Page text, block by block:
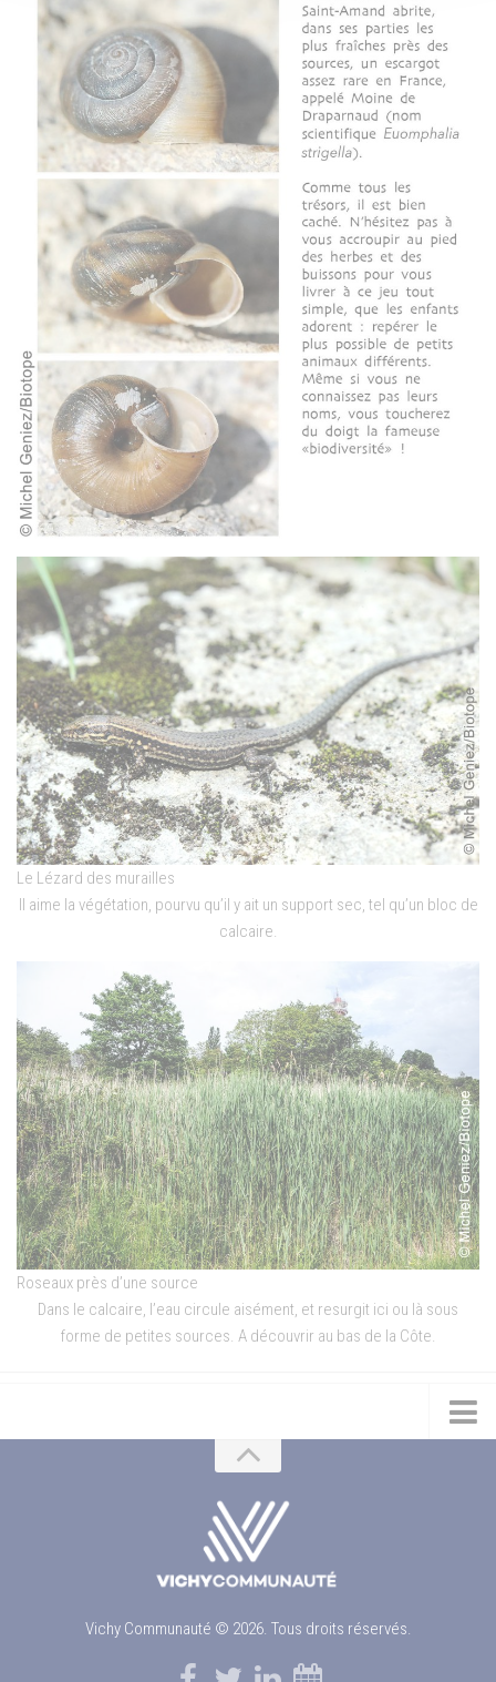
Le Lézard des murailles
Il aime la végétation, pourvu qu’il y ait un support sec, tel qu’un bloc de
calcaire.
Roseaux près d’une source
Dans le calcaire, l’eau circule aisément, et resurgit ici ou là sous
forme de petites sources. A découvrir au bas de la Côte.
Vichy Communauté © 2026. Tous droits réservés.